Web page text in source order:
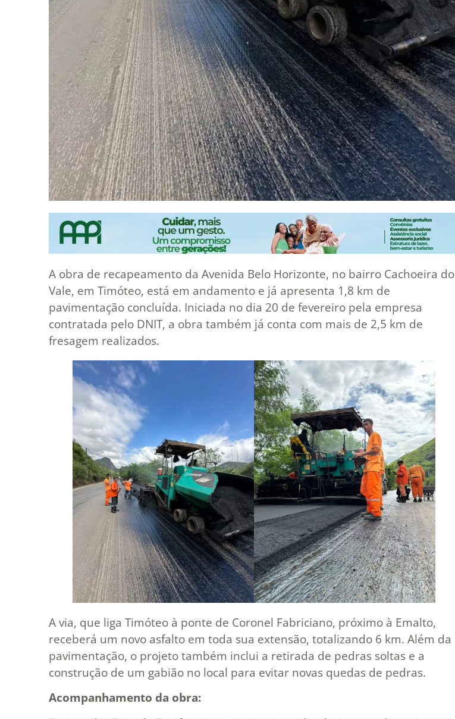
A obra de recapeamento da Avenida Belo Horizonte, no bairro Cachoeira do
Vale, em Timóteo, está em andamento e já apresenta 1,8 km de
pavimentação concluída. Iniciada no dia 20 de fevereiro pela empresa
contratada pelo DNIT, a obra também já conta com mais de 2,5 km de
fresagem realizados.
A via, que liga Timóteo à ponte de Coronel Fabriciano, próximo à Emalto,
receberá um novo asfalto em toda sua extensão, totalizando 6 km. Além da
pavimentação, o projeto também inclui a retirada de pedras soltas e a
construção de um gabião no local para evitar novas quedas de pedras.
Acompanhamento da obra: